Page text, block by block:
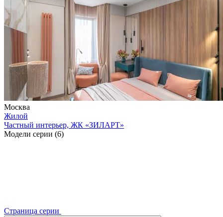
Москва
Жилой
Частный интерьер, ЖК «ЗИЛАРТ»
Модели серии (6)
Страница серии